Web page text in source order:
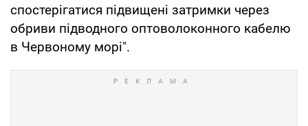
спостерігатися підвищені затримки через
обриви підводного оптоволоконного кабелю
в Червоному морі".